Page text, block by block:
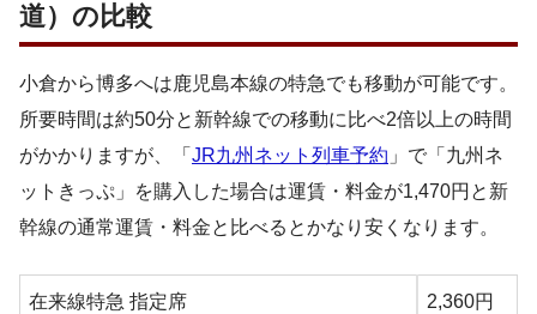
道）の比較
小倉から博多へは鹿児島本線の特急でも移動が可能です。
所要時間は約50分と新幹線での移動に比べ2倍以上の時間
がかかりますが、「 JR九州ネット列車予約 」で「九州ネ
ットきっぷ」を購入した場合は運賃・料金が1,470円と新
幹線の通常運賃・料金と比べるとかなり安くなります。
在来線特急 指定席 2,360円